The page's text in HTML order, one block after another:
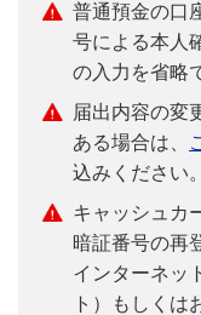
普通預金の口
号による本人
の入力を省略
届出内容の変
ある場合は、
込みください。
キャッシュカ
暗証番号の再
インターネッ
ト）もしくは